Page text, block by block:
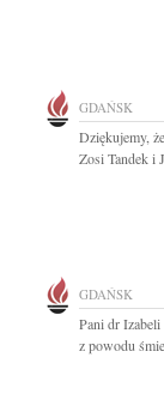
GDAŃSK
Dziękujemy,
Zosi Tandek i
GDAŃSK
Pani dr
z powodu